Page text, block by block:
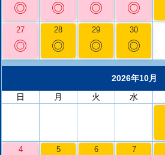
◎ ◎ ◎ ◎
27
◎
28
◎
29
◎
30
◎
2026年10月
日
月 火 水
4 5 6 7